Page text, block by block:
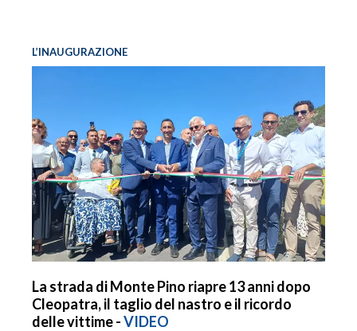
L’INAUGURAZIONE
La strada di Monte Pino riapre 13 anni dopo
Cleopatra, il taglio del nastro e il ricordo
delle vittime -VIDEO